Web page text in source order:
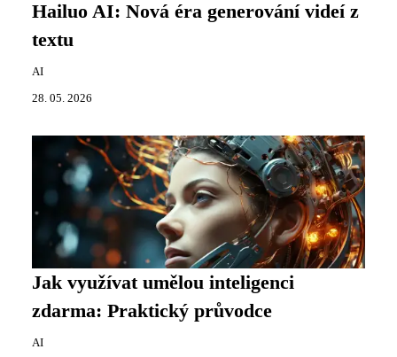
Hailuo AI: Nová éra generování videí z
textu
AI
28. 05. 2026
Jak využívat umělou inteligenci
zdarma: Praktický průvodce
AI